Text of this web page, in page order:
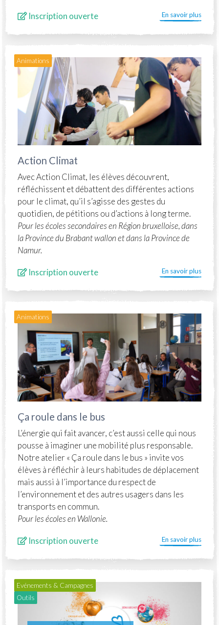
Inscription ouverte En savoir plus
Animations
Action Climat
Avec Action Climat, les élèves découvrent,
réfléchissent et débattent des différentes actions
pour le climat, qu’il s’agisse des gestes du
quotidien, de pétitions ou d’actions à long terme.
Pour les écoles secondaires en Région bruxelloise, dans
la Province du Brabant wallon et dans la Province de
Namur.
Inscription ouverte En savoir plus
Animations
Ça roule dans le bus
L’énergie qui fait avancer, c’est aussi celle qui nous
pousse à imaginer une mobilité plus responsable.
Notre atelier « Ça roule dans le bus » invite vos
élèves à réfléchir à leurs habitudes de déplacement
mais aussi à l’importance du respect de
l’environnement et des autres usagers dans les
transports en commun.
Pour les écoles en Wallonie.
Inscription ouverte En savoir plus
Evénements & Campagnes
Outils